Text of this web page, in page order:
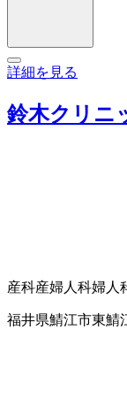
詳細を見る
鈴木クリニ
産科産婦人科婦人
福井県鯖江市東鯖